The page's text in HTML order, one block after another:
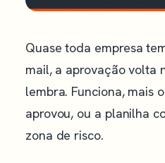
Quase toda empresa
mail, a aprovação volta
lembra. Funciona, mais
aprovou, ou a planilha
zona de risco.